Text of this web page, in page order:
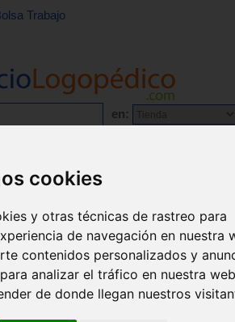
cookies
y otras técnicas de rastreo para
de navegación en nuestra
contenidos personalizados y
analizar el tráfico en nuestra
de donde llegan nuestros
Trabajo
en: